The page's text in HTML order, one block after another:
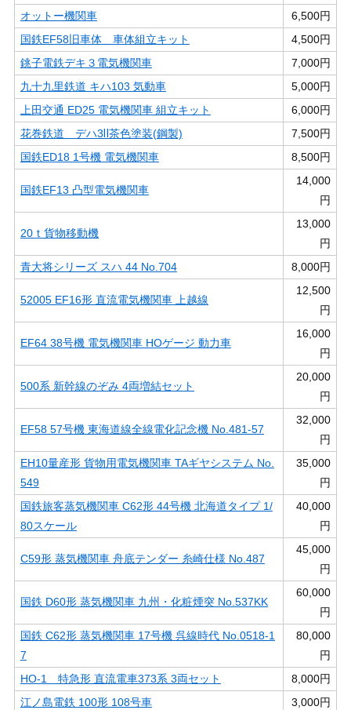
オットー機関車
6,500円
国鉄EF58旧車体 車体組立キット
4,500円
銚子電鉄デキ３電気機関車
7,000円
九十九里鉄道 キハ103 気動車
5,000円
上田交通 ED25 電気機関車 組立キット
6,000円
花巻鉄道 デハ3Ⅱ茶色塗装(鋼製)
7,500円
国鉄ED18 1号機 電気機関車
8,500円
国鉄EF13 凸型電気機関車
14,000
円
20ｔ貨物移動機
13,000
円
青大将シリーズ スハ 44 No.704
8,000円
52005 EF16形 直流電気機関車 上越線
12,500
円
EF64 38号機 電気機関車 HOゲージ 動力車
16,000
円
500系 新幹線のぞみ 4両増結セット
20,000
円
EF58 57号機 東海道線全線電化記念機 No.481-57
32,000
円
EH10量産形 貨物用電気機関車 TAギヤシステム No.
549
35,000
円
国鉄旅客蒸気機関車 C62形 44号機 北海道タイプ 1/
80スケール
40,000
円
C59形 蒸気機関車 舟底テンダー 糸崎仕様 No.487
45,000
円
国鉄 D60形 蒸気機関車 九州・化粧煙突 No.537KK
60,000
円
国鉄 C62形 蒸気機関車 17号機 呉線時代 No.0518-1
7
80,000
円
HO-1 特急形 直流電車373系 3両セット
8,000円
江ノ島電鉄 100形 108号車
3,000円